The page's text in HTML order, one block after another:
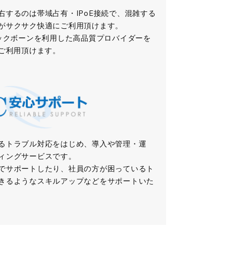
するのは帯域占有・IPoE接続で、混雑する
クサク快適にご利用頂けます。
ボーンを利用した高品質プロバイダーを
用頂けます。
トラブル対応をはじめ、導入や管理・運
グサービスです。
サポートしたり、社員の方が困っているト
るようなスキルアップなどをサポートいた